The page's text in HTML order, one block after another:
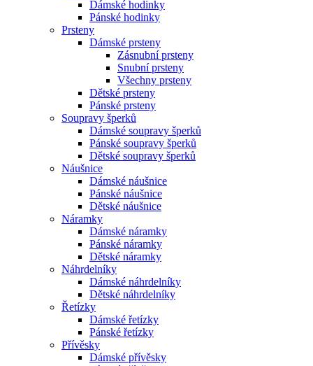
Dámské hodinky
Pánské hodinky
Prsteny
Dámské prsteny
Zásnubní prsteny
Snubní prsteny
Všechny prsteny
Dětské prsteny
Pánské prsteny
Soupravy šperků
Dámské soupravy šperků
Pánské soupravy šperků
Dětské soupravy šperků
Náušnice
Dámské náušnice
Pánské náušnice
Dětské náušnice
Náramky
Dámské náramky
Pánské náramky
Dětské náramky
Náhrdelníky
Dámské náhrdelníky
Dětské náhrdelníky
Řetízky
Dámské řetízky
Pánské řetízky
Přívěsky
Dámské přívěsky